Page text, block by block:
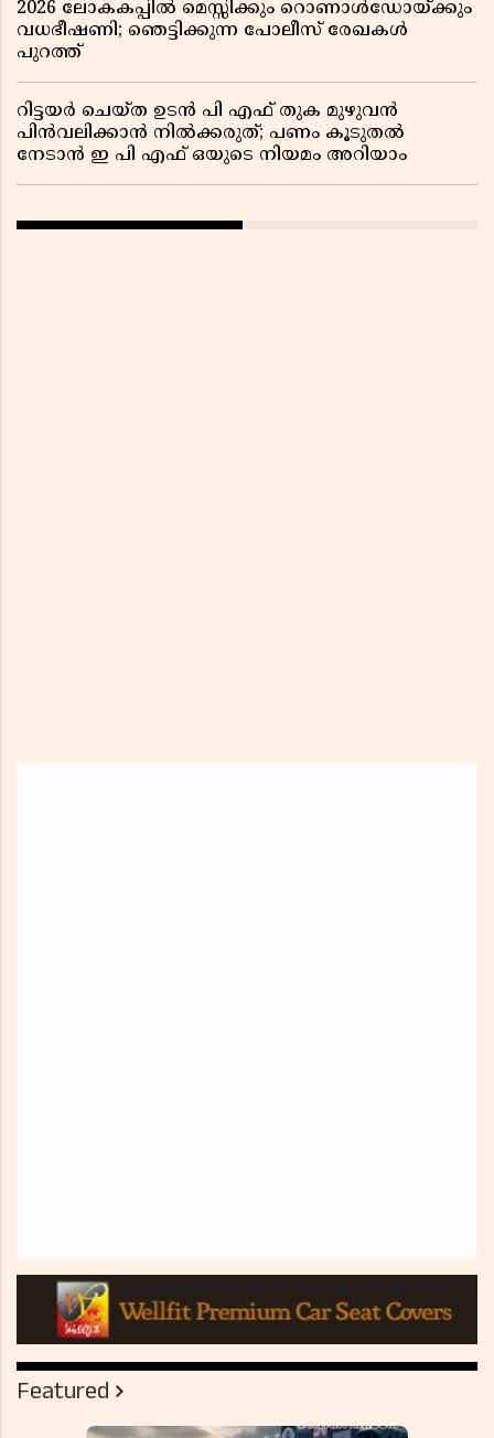
2026 ലോകകപ്പിൽ മെസ്സിക്കും റൊണാൾഡോയ്ക്കും
വധഭീഷണി; ഞെട്ടിക്കുന്ന പോലീസ് രേഖകൾ
പുറത്ത്
റിട്ടയർ ചെയ്ത ഉടൻ പി എഫ് തുക മുഴുവൻ
പിൻവലിക്കാൻ നിൽക്കരുത്; പണം കൂടുതൽ
നേടാൻ ഇ പി എഫ് ഒയുടെ നിയമം അറിയാം
Featured